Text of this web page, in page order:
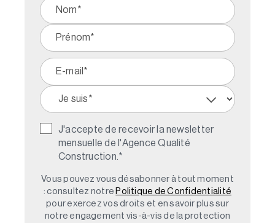
J'accepte de recevoir la newsletter
mensuelle de l'Agence Qualité
Construction. *
Vous pouvez vous désabonner à tout moment
: consultez notre Politique de Confidentialité
pour exercez vos droits et en savoir plus sur
notre engagement vis-à-vis de la protection